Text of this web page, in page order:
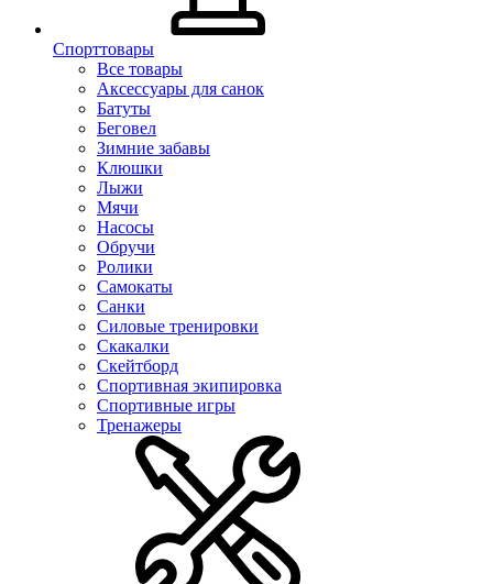
Спорттовары
Все товары
Аксессуары для санок
Батуты
Беговел
Зимние забавы
Клюшки
Лыжи
Мячи
Насосы
Обручи
Ролики
Самокаты
Санки
Силовые тренировки
Скакалки
Скейтборд
Спортивная экипировка
Спортивные игры
Тренажеры